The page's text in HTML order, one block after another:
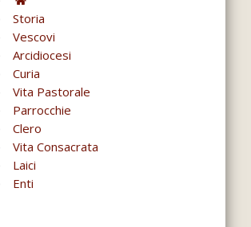
Storia
Vescovi
Arcidiocesi
Curia
Vita Pastorale
Parrocchie
Clero
Vita Consacrata
Laici
Enti